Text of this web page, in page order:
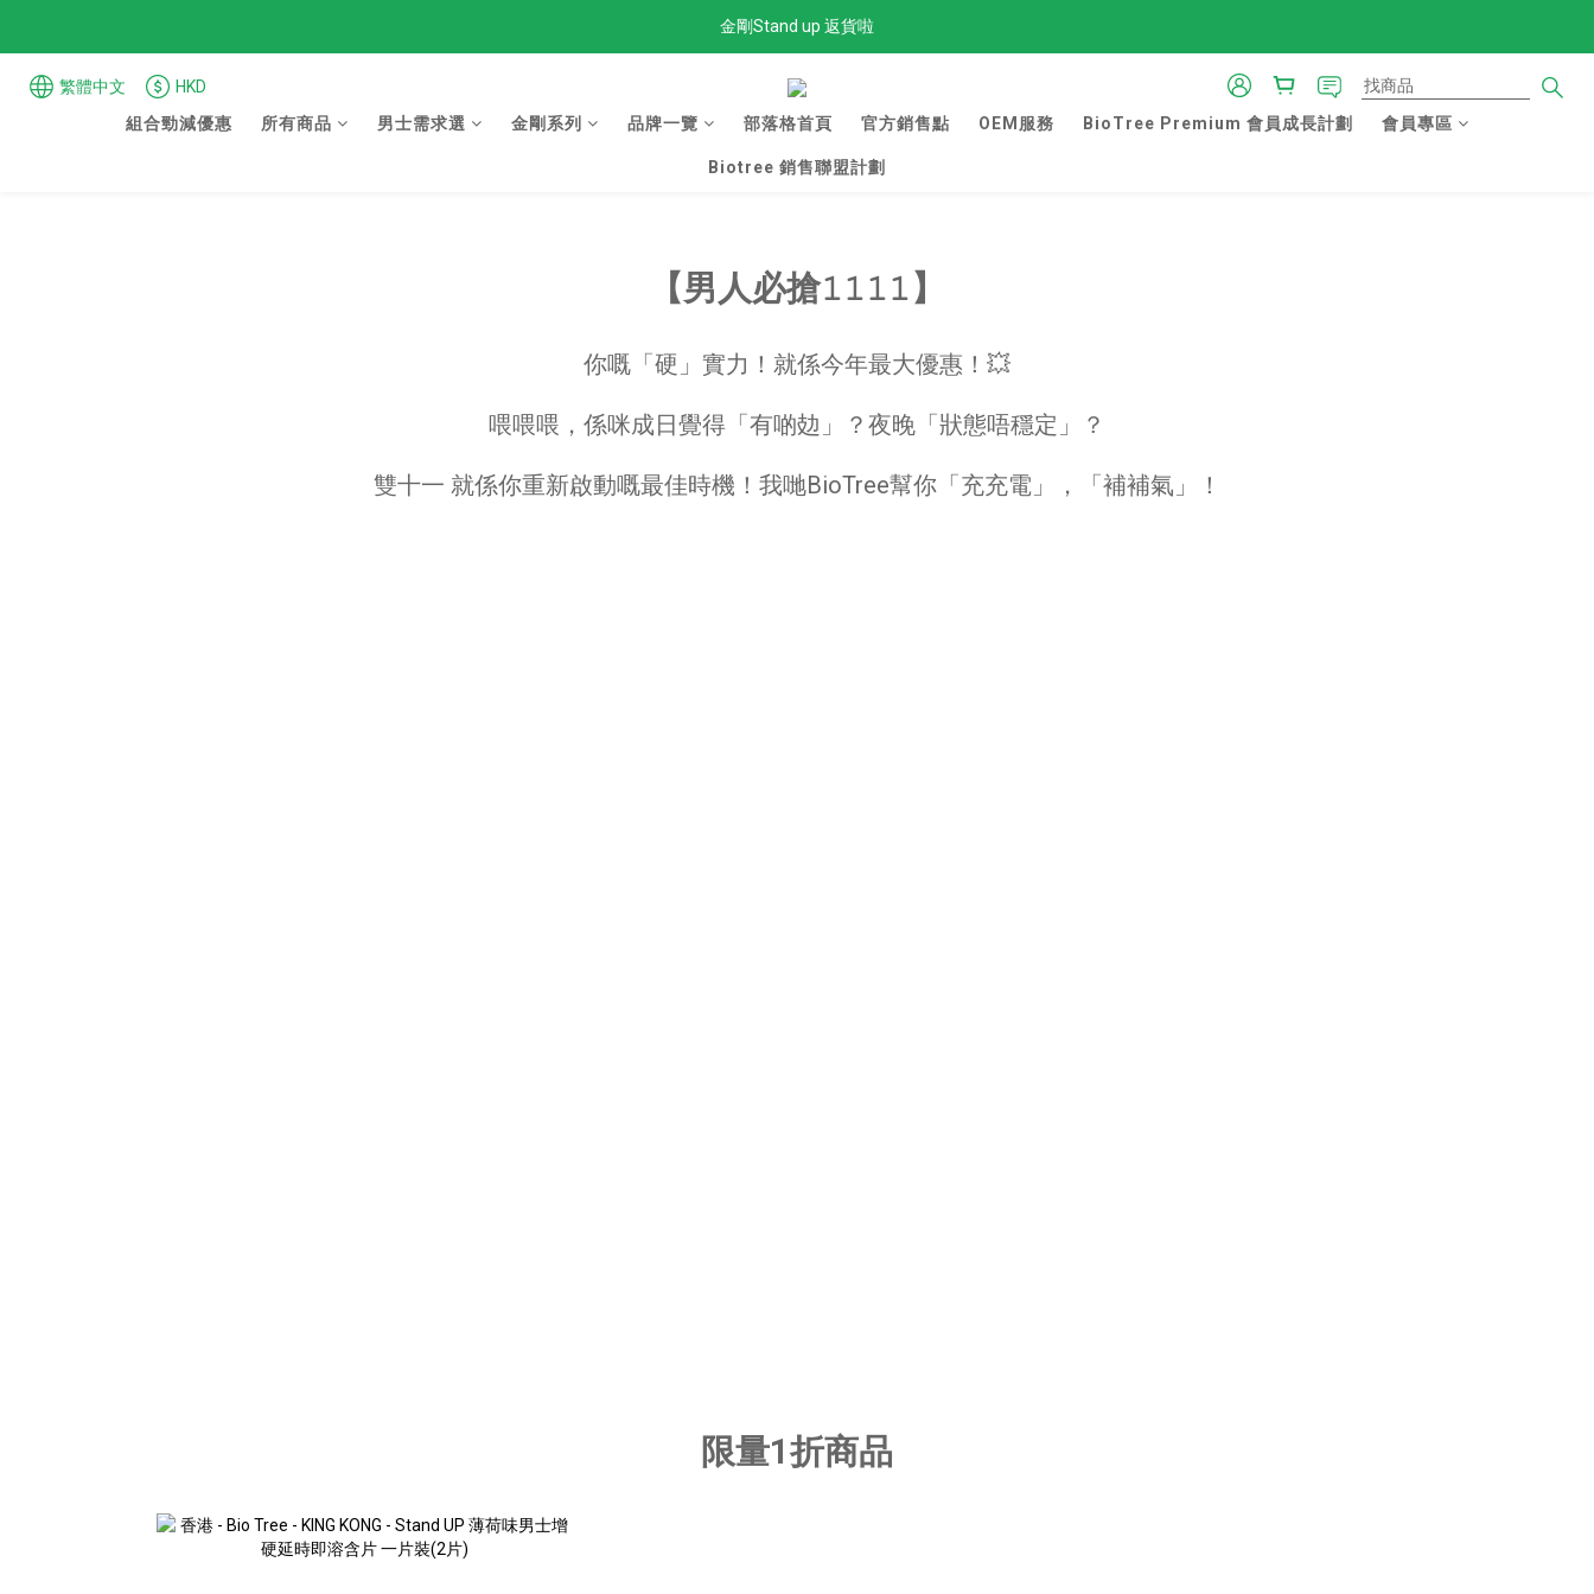
全單滿$300免運費
金剛Stand up 返貨啦
全單滿$300免運費
繁體中文
HKD
組合勁減優惠
所有商品 男士需求選 金剛系列 品牌一覽 部落格首頁 官方銷售點 OEM服務 BioTree Premium 會員成長計劃 會員專區
Biotree 銷售聯盟計劃
【男人必搶𝟷𝟷𝟷𝟷】
你嘅「硬」實力！就係今年最大優惠！💥
喂喂喂，係咪成日覺得「有啲攰」？夜晚「狀態唔穩定」？
雙十一 就係你重新啟動嘅最佳時機！我哋BioTree幫你「充充電」，「補補氣」！
限量1折商品